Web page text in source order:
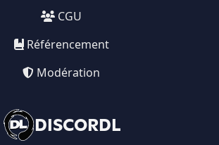
DISCORDL
CGU
Référencement
Modération